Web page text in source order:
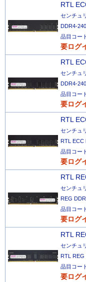
RTL
センチュ
DDR4-
品目コー
要ログ
RTL
センチュ
DDR4-
品目コー
要ログ
RTL
センチュ
RTL ECC
品目コー
要ログ
RTL
センチュ
REG
品目コー
要ログ
RTL
センチュ
RTL REG
品目コー
要ログ